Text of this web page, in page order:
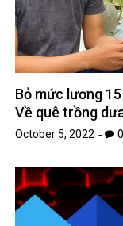
Bỏ mức lương
Về quê trồng
October 5, 2022 0